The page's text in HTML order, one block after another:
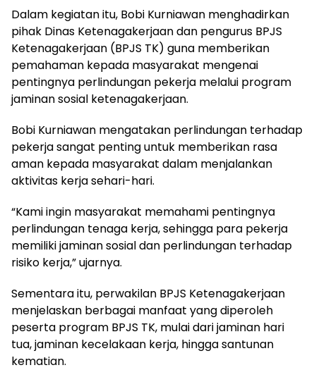
Dalam kegiatan itu, Bobi Kurniawan menghadirkan
pihak Dinas Ketenagakerjaan dan pengurus BPJS
Ketenagakerjaan (BPJS TK) guna memberikan
pemahaman kepada masyarakat mengenai
pentingnya perlindungan pekerja melalui program
jaminan sosial ketenagakerjaan.
Bobi Kurniawan mengatakan perlindungan terhadap
pekerja sangat penting untuk memberikan rasa
aman kepada masyarakat dalam menjalankan
aktivitas kerja sehari-hari.
“Kami ingin masyarakat memahami pentingnya
perlindungan tenaga kerja, sehingga para pekerja
memiliki jaminan sosial dan perlindungan terhadap
risiko kerja,” ujarnya.
Sementara itu, perwakilan BPJS Ketenagakerjaan
menjelaskan berbagai manfaat yang diperoleh
peserta program BPJS TK, mulai dari jaminan hari
tua, jaminan kecelakaan kerja, hingga santunan
kematian.